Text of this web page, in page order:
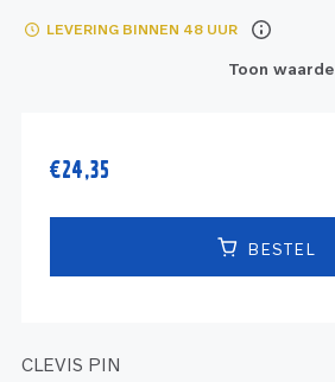
Reman - Bedrijfsvaart
LEVERING BINNEN 48 UUR
Toon waarde
€24,35
BESTEL
CLEVIS PIN